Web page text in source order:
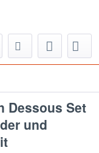
Dessous Set
und